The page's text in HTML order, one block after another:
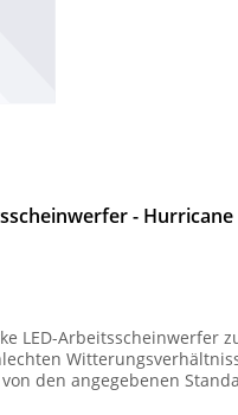
- Hurricane
LED-
Witterungsverhältnissen. Ideal für
den angegebenen